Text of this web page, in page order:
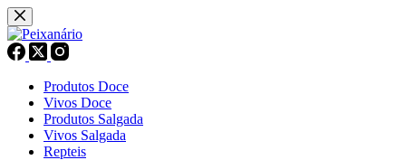
Pular
para
o
conteúdo
Produtos Doce
Vivos Doce
Produtos Salgada
Vivos Salgada
Repteis